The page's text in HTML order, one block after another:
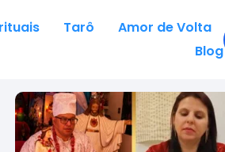
Tarô
Amor de Volta
Blog